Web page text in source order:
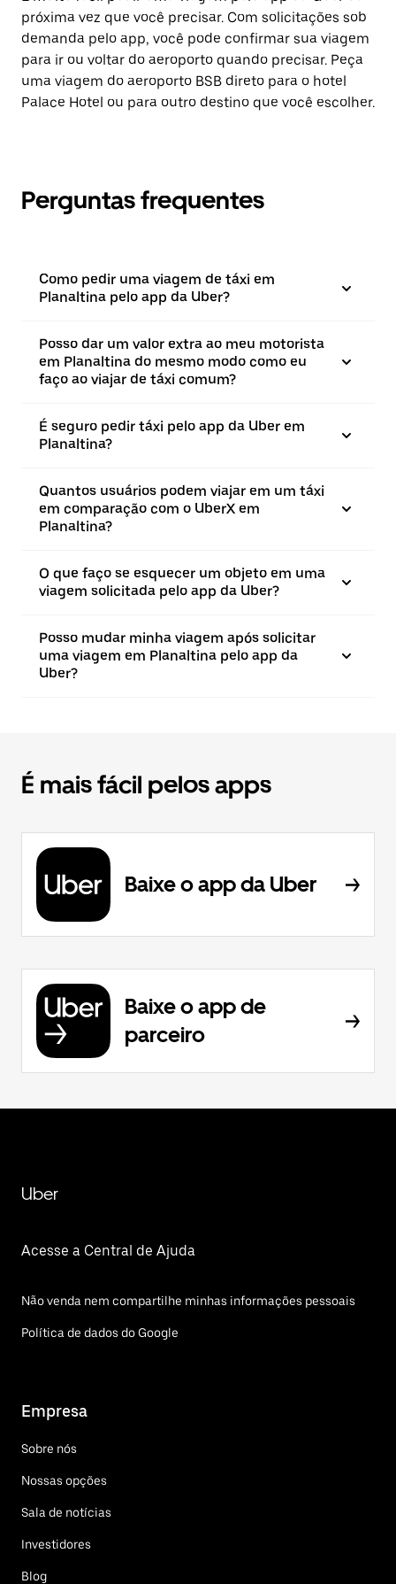
próxima vez que você precisar. Com solicitações sob
demanda pelo app, você pode confirmar sua viagem
para ir ou voltar do aeroporto quando precisar. Peça
uma viagem do aeroporto BSB direto para o hotel
Palace Hotel ou para outro destino que você escolher.
Perguntas frequentes
Como pedir uma viagem de táxi em
Planaltina pelo app da Uber?
Posso dar um valor extra ao meu motorista
em Planaltina do mesmo modo como eu
faço ao viajar de táxi comum?
É seguro pedir táxi pelo app da Uber em
Planaltina?
Quantos usuários podem viajar em um táxi
em comparação com o UberX em
Planaltina?
O que faço se esquecer um objeto em uma
viagem solicitada pelo app da Uber?
Posso mudar minha viagem após solicitar
uma viagem em Planaltina pelo app da
Uber?
É mais fácil pelos apps
Baixe o app da Uber
Baixe o app de
parceiro
Uber
Acesse a Central de Ajuda
Não venda nem compartilhe minhas informações pessoais
Política de dados do Google
Empresa
Sobre nós
Nossas opções
Sala de notícias
Investidores
Blog